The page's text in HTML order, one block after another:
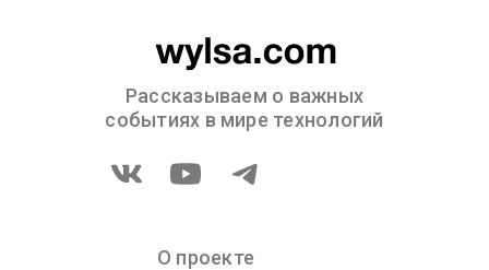
Рассказываем о важных
событиях в мире технологий
О проекте